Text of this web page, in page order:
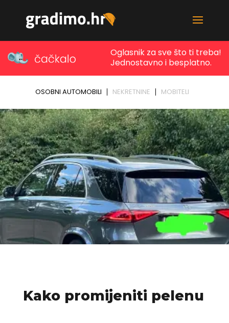
Kako promijeniti pelenu